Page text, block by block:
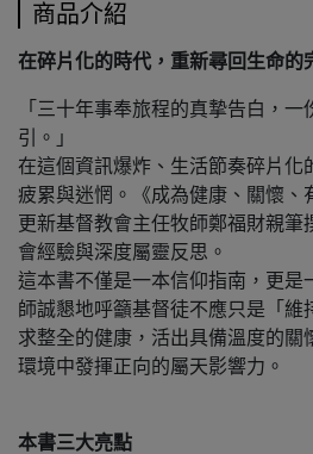
商品介紹
在碎片化的時代，重新尋回生命的
「三十年事奉旅程的真摯告白，
引。」
在這個資訊爆炸、生活節奏碎片化
疲累與迷惘。《成為健康、關懷、
更新基督教會主任牧師鄭福財親筆
會經驗與深度屬靈反思。
這本書不僅是一本信仰指南，更是
師誠懇地呼籲基督徒不應只是「維
求整全的健康，活出具備溫度的關
環境中發揮正向的屬天影響力。
本書三大亮點